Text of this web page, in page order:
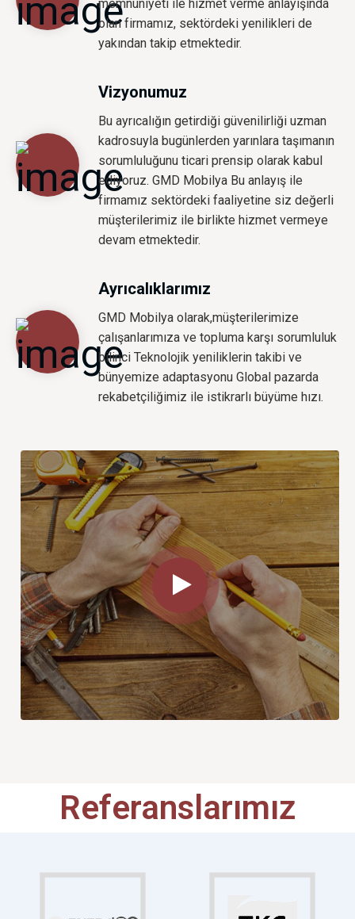
memnuniyeti ile hizmet verme anlayışında
olan firmamız, sektördeki yenilikleri de
yakından takip etmektedir.
Vizyonumuz
Bu ayrıcalığın getirdiği güvenilirliği uzman
kadrosuyla bugünlerden yarınlara taşımanın
sorumluluğunu ticari prensip olarak kabul
ediyoruz. GMD Mobilya Bu anlayış ile
firmamız sektördeki faaliyetine siz değerli
müşterilerimiz ile birlikte hizmet vermeye
devam etmektedir.
Ayrıcalıklarımız
GMD Mobilya olarak,müşterilerimize
çalışanlarımıza ve topluma karşı sorumluluk
bilinci Teknolojik yeniliklerin takibi ve
bünyemize adaptasyonu Global pazarda
rekabetçiliğimiz ile istikrarlı büyüme hızı.
Referanslarımız